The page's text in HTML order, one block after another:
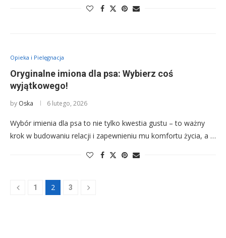
Opieka i Pielęgnacja
Oryginalne imiona dla psa: Wybierz coś
wyjątkowego!
by Oska 6 lutego, 2026
Wybór imienia dla psa to nie tylko kwestia gustu – to ważny
krok w budowaniu relacji i zapewnieniu mu komfortu życia, a …
1 2 3